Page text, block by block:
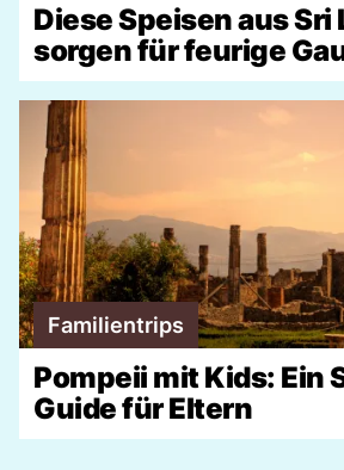
Diese Speisen aus Sri
sorgen für feurige
Familientrips
Pompeii mit Kids: Ein
Guide für Eltern